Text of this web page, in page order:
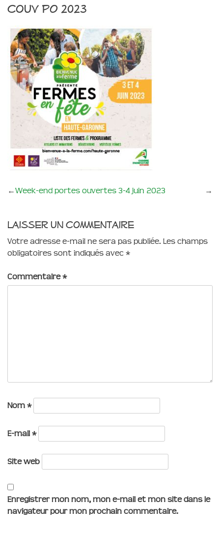
couv PO 2023
←Week-end portes ouvertes 3-4 juin 2023 →
Laisser un commentaire
Votre adresse e-mail ne sera pas publiée. Les champs
obligatoires sont indiqués avec *
Commentaire*
Nom *
E-mail *
Site web
Enregistrer mon nom, mon e-mail et mon site dans le
navigateur pour mon prochain commentaire.